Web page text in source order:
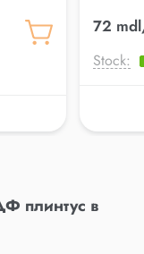
72
Stock:
плинтус в